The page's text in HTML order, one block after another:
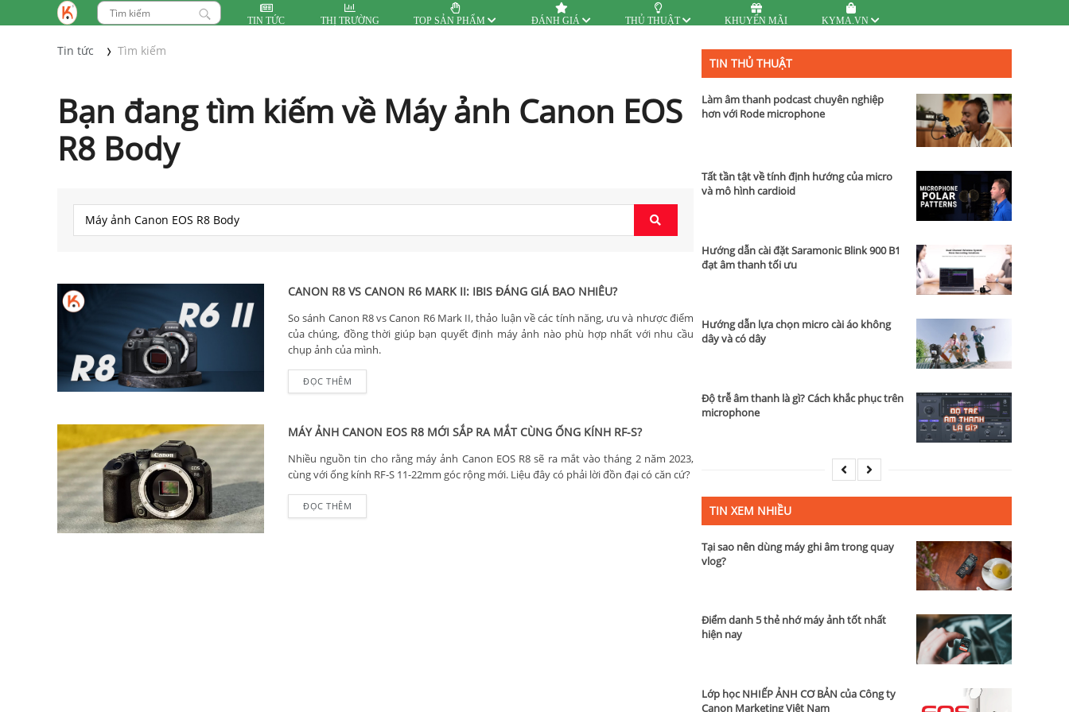
TIN TỨC THỊ TRƯỜNG TOP SẢN PHẨM ĐÁNH GIÁ THỦ THUẬT KHUYẾN MÃI KYMA.VN
Tin tức Tìm kiếm
Bạn đang tìm kiếm về Máy ảnh Canon EOS
R8 Body
CANON R8 VS CANON R6 MARK II: IBIS ĐÁNG GIÁ BAO NHIÊU?
So sánh Canon R8 vs Canon R6 Mark II, thảo luận về các tính năng, ưu và nhược điểm
của chúng, đồng thời giúp bạn quyết định máy ảnh nào phù hợp nhất với nhu cầu
chụp ảnh của mình.
ĐỌC THÊM
MÁY ẢNH CANON EOS R8 MỚI SẮP RA MẮT CÙNG ỐNG KÍNH RF-S?
Nhiều nguồn tin cho rằng máy ảnh Canon EOS R8 sẽ ra mắt vào tháng 2 năm 2023,
cùng với ống kính RF-S 11-22mm góc rộng mới. Liệu đây có phải lời đồn đại có căn cứ?
ĐỌC THÊM
TIN THỦ THUẬT
Làm âm thanh podcast chuyên nghiệp
hơn với Rode microphone
Tất tần tật về tính định hướng của micro
và mô hình cardioid
Hướng dẫn cài đặt Saramonic Blink 900 B1
đạt âm thanh tối ưu
Hướng dẫn lựa chọn micro cài áo không
dây và có dây
Độ trễ âm thanh là gì? Cách khắc phục trên
microphone
TIN XEM NHIỀU
Tại sao nên dùng máy ghi âm trong quay
vlog?
Điểm danh 5 thẻ nhớ máy ảnh tốt nhất
hiện nay
Lớp học NHIẾP ẢNH CƠ BẢN của Công ty
Canon Marketing Việt Nam